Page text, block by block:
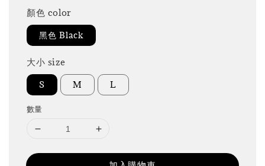
顏色 color
黑色 Black
大小 size
S M L
數量